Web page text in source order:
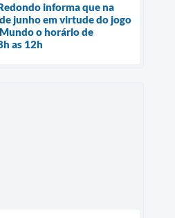
informa que na
junho em virtude do jogo
o horário de
as 12h